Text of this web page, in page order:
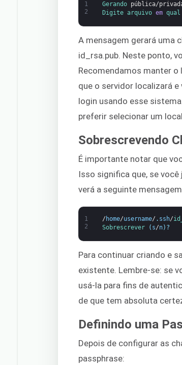
1
2
Gerando pública/
Digite arquivo em qual
A mensagem gerará uma
id_rsa.pub. Neste ponto,
Recomendamos manter o
que o servidor localizará
login usando esse
preferir selecionar um
Sobrescrevendo
É importante notar que
Isso significa que, se
verá a seguinte
1
2
/ home/username/ . ssh/
Sobrescrever
( s/n) ?
Para continuar criando e
existente. Lembre-se: se
usá-la para fins de
de que tem absoluta
Definindo uma
Depois de configurar as
passphrase: